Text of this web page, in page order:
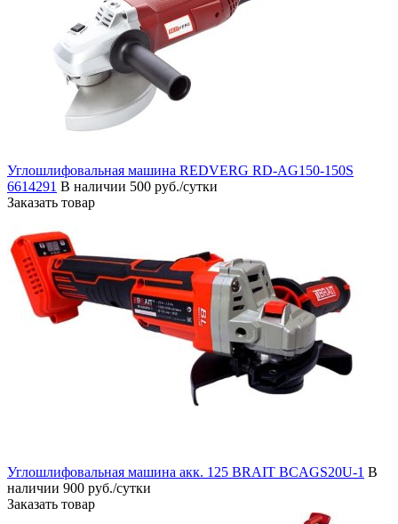
Углошлифовальная машина REDVERG RD-AG150-150S
6614291 В наличии 500 руб./сутки
Заказать товар
Углошлифовальная машина акк. 125 BRAIT BСAGS20U-1 В
наличии 900 руб./сутки
Заказать товар